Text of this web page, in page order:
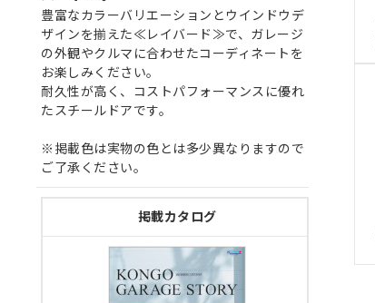
豊富なカラーバリエーションとウインドウデ
ザインを揃えた≪レイバード≫で、ガレージ
の外観やクルマに合わせたコーディネートを
お楽しみください。
耐久性が高く、コストパフォーマンスに優れ
たスチールドアです。
※掲載色は実物の色とは多少異なりますので
ご了承ください。
掲載カタログ